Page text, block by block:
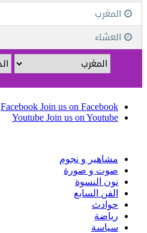
Facebook Join us on Facebook
Youtube Join us on Youtube
مشاهير و نجوم
صوت و صورة
نون النسوة
الفن السابع
حوادث
رياضة
سياسة